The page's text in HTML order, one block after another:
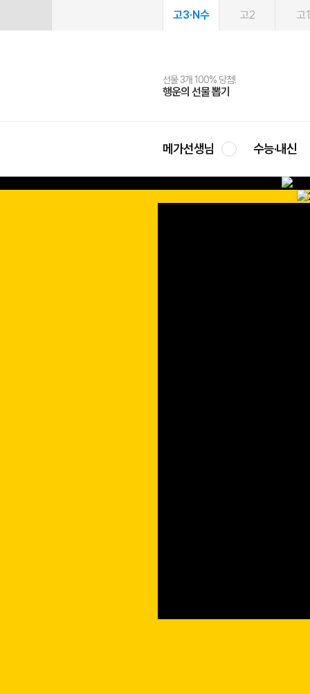
고3·N수 고2 고1
선물 3개 100% 당첨!
행운의 선물 뽑기
선물 100% 증정!
메가스터디 X 올리브
여름방학 스터디 캐시백
메가런 썸머스쿨
2027 러셀 단과
강사 공개선발
스마트러닝앱
설문 EVENT
메가패스
3일 무료 체험권
메가패스 수강생 무료혜택!
메가클럽 멤버십
사회공헌 캠페인
희망이룸 메가나눔
메가선생님 수능·내신